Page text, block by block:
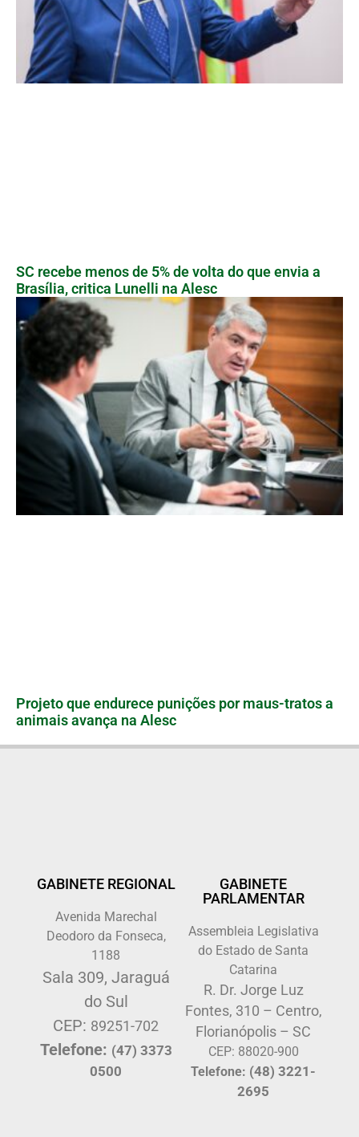
SC recebe menos de 5% de volta do que envia a
Brasília, critica Lunelli na Alesc
Projeto que endurece punições por maus-tratos a
animais avança na Alesc
GABINETE REGIONAL
Avenida Marechal
Deodoro da Fonseca,
1188
Sala 309, Jaraguá
do Sul
CEP: 89251-702
Telefone: (47) 3373
0500
GABINETE
PARLAMENTAR
Assembleia Legislativa
do Estado de Santa
Catarina
R. Dr. Jorge Luz
Fontes, 310 – Centro,
Florianópolis – SC
CEP: 88020-900
Telefone: (48) 3221-
2695